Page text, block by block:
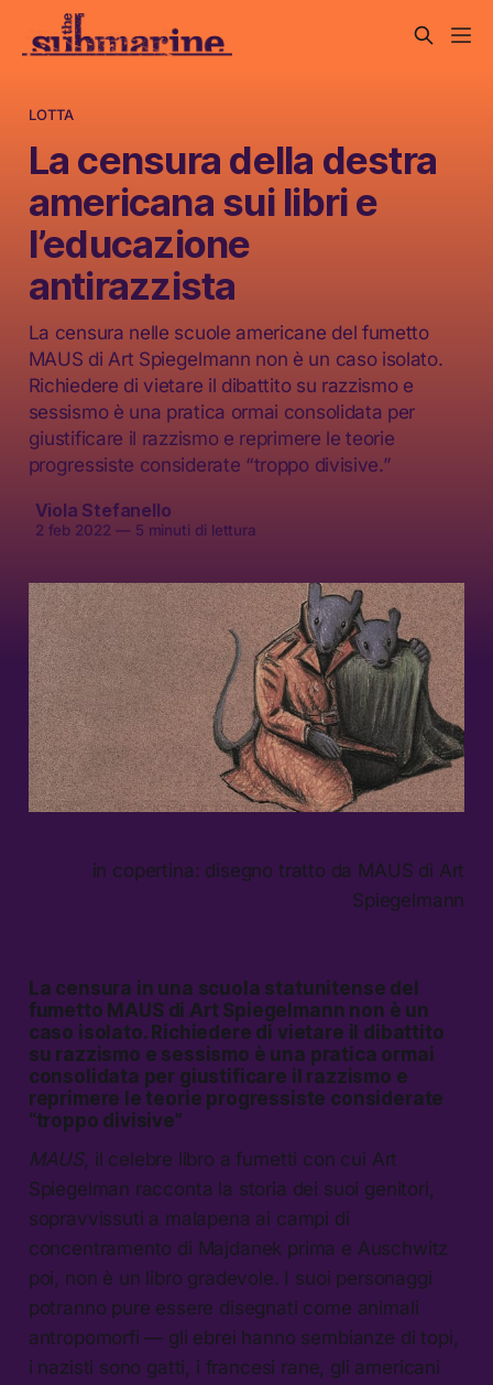
LOTTA
La censura della destra
americana sui libri e
l’educazione
antirazzista
La censura nelle scuole americane del fumetto
MAUS di Art Spiegelmann non è un caso isolato.
Richiedere di vietare il dibattito su razzismo e
sessismo è una pratica ormai consolidata per
giustificare il razzismo e reprimere le teorie
progressiste considerate “troppo divisive.”
Viola Stefanello
2 feb 2022 — 5 minuti di lettura
in copertina: disegno tratto da MAUS di Art
Spiegelmann
La censura in una scuola statunitense del
fumetto MAUSdi Art Spiegelmann non è un
caso isolato. Richiedere di vietare il dibattito
su razzismo e sessismo è una pratica ormai
consolidata per giustificare il razzismo e
reprimere le teorie progressiste considerate
“troppo divisive”
MAUS, il celebre libro a fumetti con cui Art
Spiegelman racconta la storia dei suoi genitori,
sopravvissuti a malapena ai campi di
concentramento di Majdanek prima e Auschwitz
poi, non è un libro gradevole. I suoi personaggi
potranno pure essere disegnati come animali
antropomorfi — gli ebrei hanno sembianze di topi,
i nazisti sono gatti, i francesi rane, gli americani